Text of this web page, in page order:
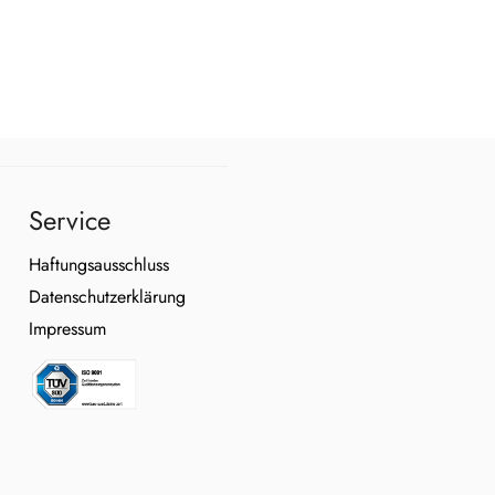
Service
Haftungsausschluss
Datenschutzerklärung
Impressum